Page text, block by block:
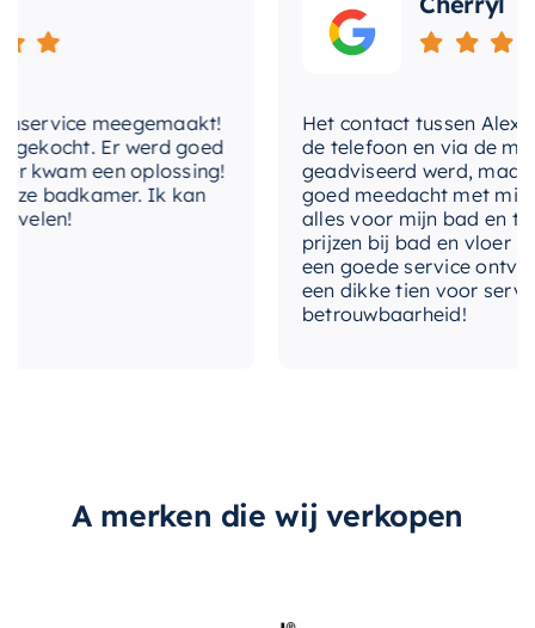
erop vertrouwen dat u een product kiest dat
zowel duurzaam als stijlvol is.
meegemaakt!
Er werd goed
een oplossing!
badkamer. Ik kan
Het contact tussen Alex en
de telefoon en via de mail,
geadviseerd werd, maar
goed meedacht met mij.
alles voor mijn bad en
prijzen bij bad en vloer
een goede service
een dikke tien voor
betrouwbaarheid!
A merken die wij verkopen